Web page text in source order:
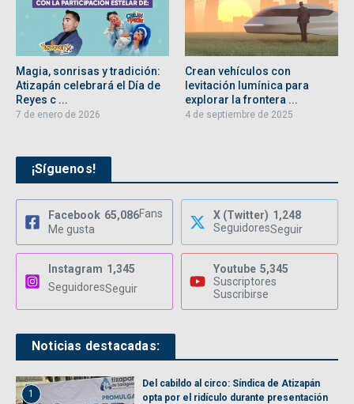
Magia, sonrisas y tradición:
Atizapán celebrará el Día de
Reyes c ...
7 de enero de 2026
Crean vehículos con
levitación lumínica para
explorar la frontera ...
4 de septiembre de 2025
¡Síguenos!
Facebook 65,086Fans
Me gusta
X (Twitter) 1,248
SeguidoresSeguir
Instagram 1,345
SeguidoresSeguir
Youtube 5,345
Suscriptores
Suscribirse
Noticias destacadas:
1
Del cabildo al circo: Síndica de Atizapán
opta por el ridículo durante presentación